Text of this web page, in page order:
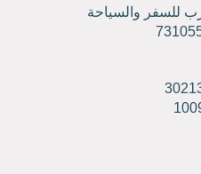
للسفر والسياحة